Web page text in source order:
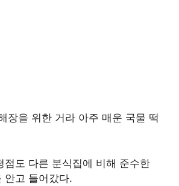
장을 위한 거라 아주 매운 국물 떡
점도 다른 분식집에 비해 준수한
안고 들어갔다.